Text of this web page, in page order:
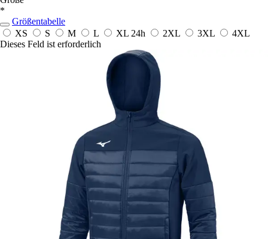
*
Größentabelle
XS
S M L XL 24h 2XL 3XL
4XL
Dieses Feld ist erforderlich